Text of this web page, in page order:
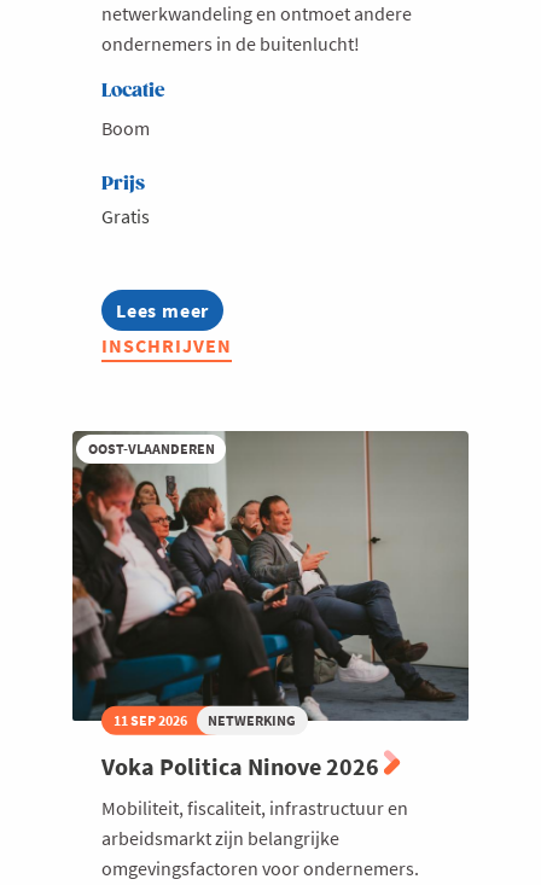
netwerkwandeling en ontmoet andere
ondernemers in de buitenlucht!
Locatie
Boom
Prijs
Gratis
Lees meer
about
Netwerkwandeling
Boom
INSCHRIJVEN
OOST-VLAANDEREN
11 SEP 2026 NETWERKING
Voka Politica Ninove 2026
Mobiliteit, fiscaliteit, infrastructuur en
arbeidsmarkt zijn belangrijke
omgevingsfactoren voor ondernemers.